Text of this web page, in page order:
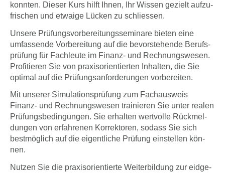
konn­ten. Die­ser Kurs hilft Ihnen, Ihr Wis­sen gezielt auf­zu­
fri­schen und etwa­ige Lücken zu schlies­sen.
Unse­re Prü­fungs­vor­be­rei­tungs­se­mi­na­re bie­ten eine
umfas­sen­de Vor­be­rei­tung auf die bevor­ste­hen­de Berufs­
prü­fung für Fach­leu­te im Finanz- und Rech­nungs­we­sen.
Pro­fi­tie­ren Sie von pra­xis­ori­en­tier­ten Inhal­ten, die Sie
opti­mal auf die Prü­fungs­an­for­de­run­gen vor­be­rei­ten.
Mit unse­rer Simu­la­ti­ons­prü­fung zum Fach­aus­weis
Finanz- und Rech­nungs­we­sen trai­nie­ren Sie unter rea­len
Prü­fungs­be­din­gun­gen. Sie erhal­ten wert­vol­le Rück­mel­
dun­gen von erfah­re­nen Kor­rek­to­ren, sodass Sie sich
best­mög­lich auf die eigent­li­che Prü­fung ein­stel­len kön­
nen.
Nut­zen Sie die pra­xis­ori­en­tier­te Wei­ter­bil­dung zur eid­ge­